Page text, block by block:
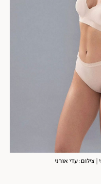
עדי אורני